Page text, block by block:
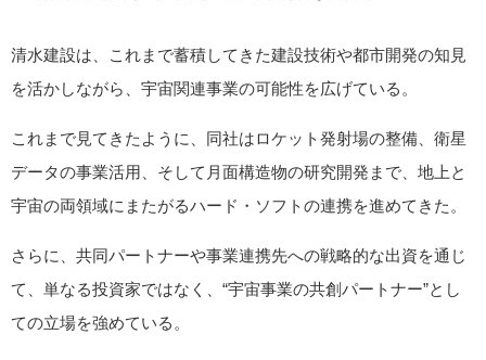
清水建設は、これまで蓄積してきた建設技術や都市開発の知見
を活かしながら、宇宙関連事業の可能性を広げている。
これまで見てきたように、同社はロケット発射場の整備、衛星
データの事業活用、そして月面構造物の研究開発まで、地上と
宇宙の両領域にまたがるハード・ソフトの連携を進めてきた。
さらに、共同パートナーや事業連携先への戦略的な出資を通じ
て、単なる投資家ではなく、“宇宙事業の共創パートナー”とし
ての立場を強めている。